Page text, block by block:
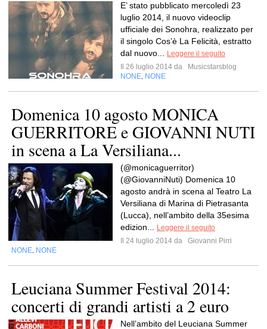
E’ stato pubblicato mercoledì 23
luglio 2014, il nuovo videoclip
ufficiale dei Sonohra, realizzato per
il singolo Cos’è La Felicità, estratto
dal nuovo...
Leggere il seguito
Il 26 luglio 2014 da
Musicstarsblog
NONE NONE
Domenica 10 agosto MONICA
GUERRITORE e GIOVANNI NUTI
in scena a La Versiliana...
(@monicaguerritor)
(@GiovanniNuti) Domenica 10
agosto andrà in scena al Teatro La
Versiliana di Marina di Pietrasanta
(Lucca), nell’ambito della 35esima
edizion...
Leggere il seguito
Il 24 luglio 2014 da
Giovanni Pirri
NONE NONE
Leuciana Summer Festival 2014:
concerti di grandi artisti a 2 euro
Nell’ambito del Leuciana Summer